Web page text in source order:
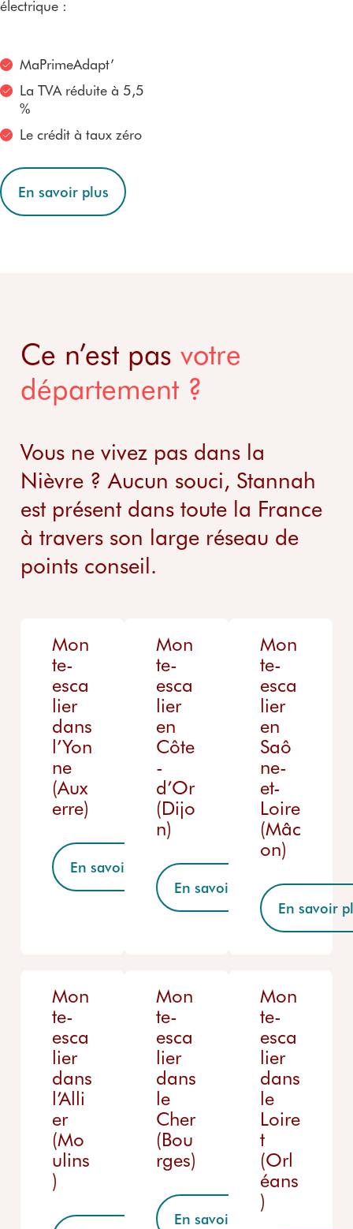
électrique :
MaPrimeAdapt’
La TVA réduite à 5,5
%
Le crédit à taux zéro
En savoir plus
Ce n’est pas votre
département ?
Vous ne vivez pas dans la
Nièvre ? Aucun souci, Stannah
est présent dans toute la France
à travers son large réseau de
points conseil.
Mon
te-
esca
lier
dans
l’Yon
ne
(Aux
erre)
En savoir plus
Mon
te-
esca
lier
en
Côte
-
d’Or
(Dijo
n)
En savoir plus
Mon
te-
esca
lier
en
Saô
ne-
et-
Loire
(Mâc
on)
En savoir
Mon
te-
esca
lier
dans
l’Alli
er
(Mo
ulins
)
Mon
te-
esca
lier
dans
le
Cher
(Bou
rges)
En savoir plus
Mon
te-
esca
lier
dans
le
Loire
t
(Orl
éans
)